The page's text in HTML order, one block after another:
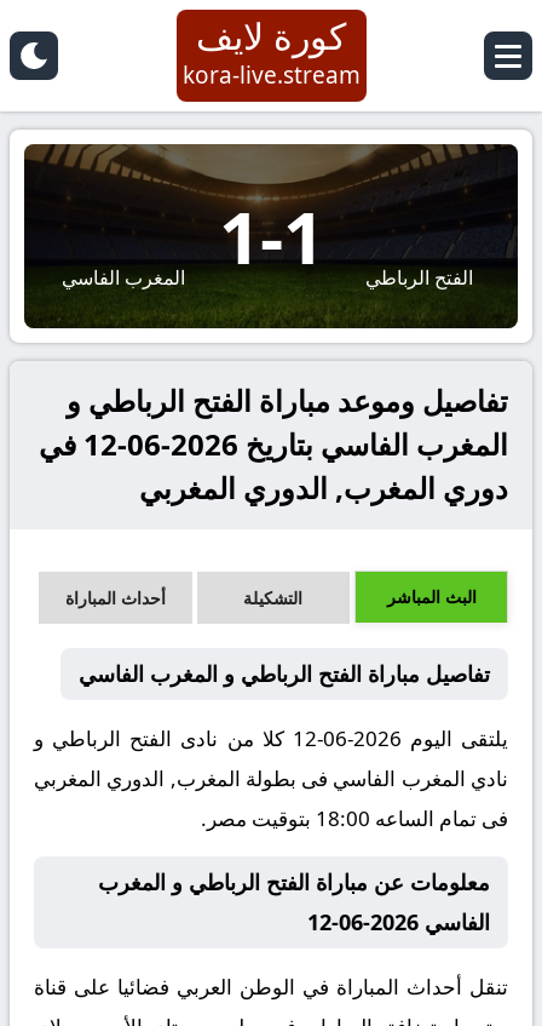
كورة لايف
kora-live.stream
الفتح الرباطي 1
-
1 المغرب الفاسي
تفاصيل وموعد مباراة الفتح الرباطي و
المغرب الفاسي بتاريخ 2026-06-12 في
دوري المغرب, الدوري المغربي
البث المباشر التشكيلة أحداث المباراة
تفاصيل مباراة الفتح الرباطي و المغرب الفاسي
يلتقى اليوم 2026-06-12 كلا من نادى الفتح الرباطي و
نادي المغرب الفاسي فى بطولة المغرب, الدوري المغربي
فى تمام الساعه 18:00 بتوقيت مصر.
معلومات عن مباراة الفتح الرباطي و المغرب
الفاسي 2026-06-12
تنقل أحداث المباراة في الوطن العربي فضائيا على قناة